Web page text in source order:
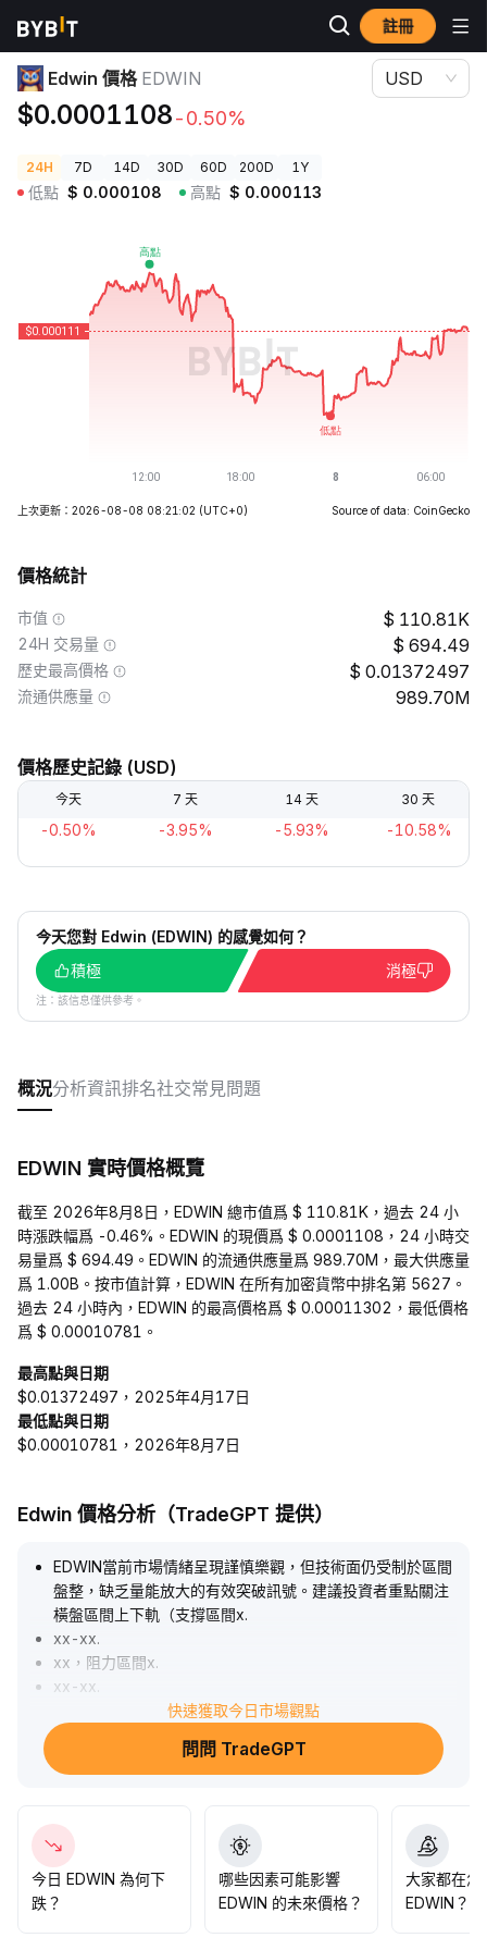
註冊
加密貨幣價格
Edwin 價格 EDWIN
$0.0001108-0.50%
USD
24H 7D 14D 30D 60D 200D 1Y
低點 $ 0.000108 高點 $ 0.000113
上次更新：2026-08-08 08:21:02 (UTC+0) Source of data: CoinGecko
價格統計
市值 110.81K
24H 交易量 694.49
歷史最高價格 0.01372497
流通供應量 989.70M
價格歷史記錄 (USD)
今天 7 天 14 天 30 天
-0.50% -3.95% -5.93% -10.58%
今天您對 Edwin (EDWIN) 的感覺如何？
積極
消極
注：該信息僅供參考。
概況分析資訊排名社交常見問題
EDWIN 實時價格概覽
截至 2026年8月8日，EDWIN 總市值爲 $ 110.81K，過去 24 小
時漲跌幅爲 -0.46%。EDWIN 的現價爲 $ 0.0001108，24 小時交
易量爲 $ 694.49。EDWIN 的流通供應量爲 989.70M，最大供應量
爲 1.00B。按市值計算，EDWIN 在所有加密貨幣中排名第 5627。
過去 24 小時內，EDWIN 的最高價格爲 $ 0.00011302，最低價格
爲 $ 0.00010781。
最高點與日期
$0.01372497，2025年4月17日
最低點與日期
$0.00010781，2026年8月7日
Edwin 價格分析（TradeGPT 提供）
EDWIN當前市場情緒呈現謹慎樂觀，但技術面仍受制於區間
盤整，缺乏量能放大的有效突破訊號。建議投資者重點關注
橫盤區間上下軌（支撐區間x.
xx-xx.
xx，阻力區間x.
xx-xx
xx）是否出現放量突破，作為介入或觀望的操作判據。持續
性趨勢尚待情緒與資金共振驗證，現階段宜保留風險對沖措
快速獲取今日市場觀點
問問 TradeGPT
今日 EDWIN 為何下
跌？
哪些因素可能影響
EDWIN 的未來價格？
大家都在怎
EDWIN？